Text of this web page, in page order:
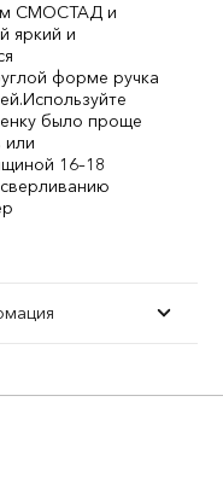
СМОСТАД и
яркий и
форме ручка
Используйте
было проще
16–18